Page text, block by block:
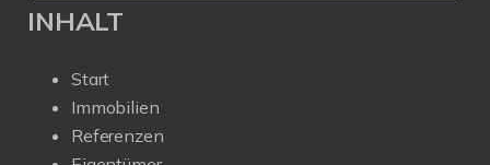
INHALT
Start
Immobilien
Referenzen